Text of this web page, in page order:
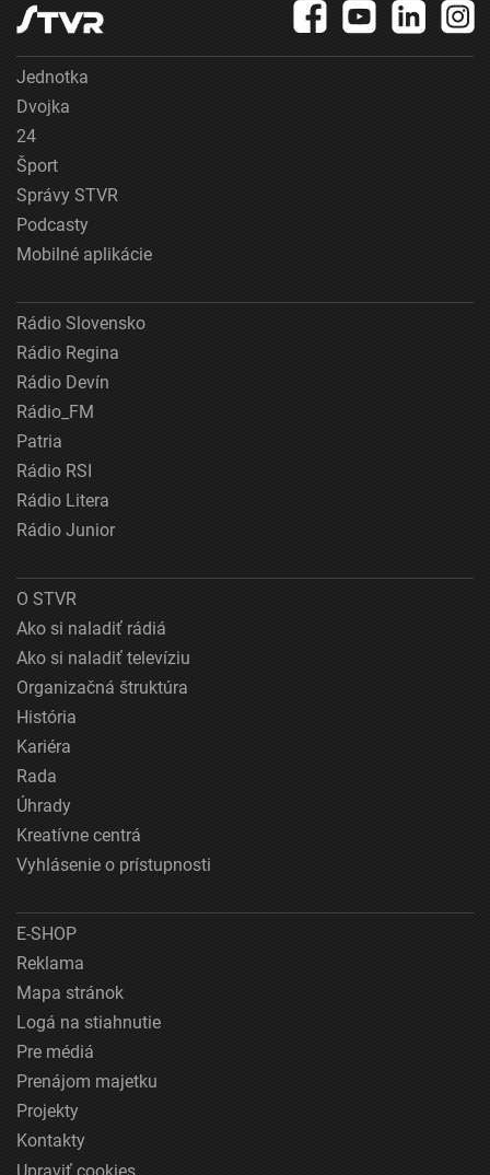
Jednotka
Dvojka
24
Šport
Správy STVR
Podcasty
Mobilné aplikácie
Rádio Slovensko
Rádio Regina
Rádio Devín
Rádio_FM
Patria
Rádio RSI
Rádio Litera
Rádio Junior
O STVR
Ako si naladiť rádiá
Ako si naladiť televíziu
Organizačná štruktúra
História
Kariéra
Rada
Úhrady
Kreatívne centrá
Vyhlásenie o prístupnosti
E-SHOP
Reklama
Mapa stránok
Logá na stiahnutie
Pre médiá
Prenájom majetku
Projekty
Kontakty